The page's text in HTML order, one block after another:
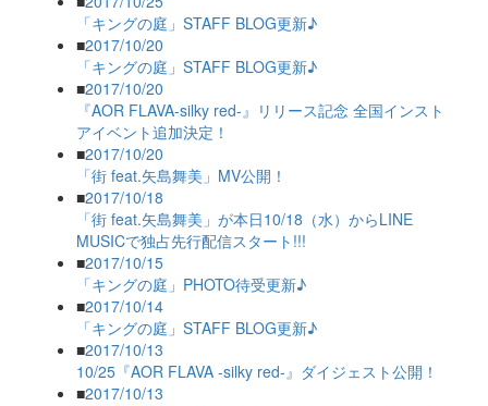
「キングの庭」STAFF BLOG更新♪
■2017/10/20
「キングの庭」STAFF BLOG更新♪
■2017/10/20
『AOR FLAVA-silky red-』リリース記念 全国インスト
アイベント追加決定！
■2017/10/20
「街 feat.矢島舞美」MV公開！
■2017/10/18
「街 feat.矢島舞美」が本日10/18（水）からLINE
MUSICで独占先行配信スタート!!!
■2017/10/15
「キングの庭」PHOTO待受更新♪
■2017/10/14
「キングの庭」STAFF BLOG更新♪
■2017/10/13
10/25『AOR FLAVA -silky red-』ダイジェスト公開！
■2017/10/13